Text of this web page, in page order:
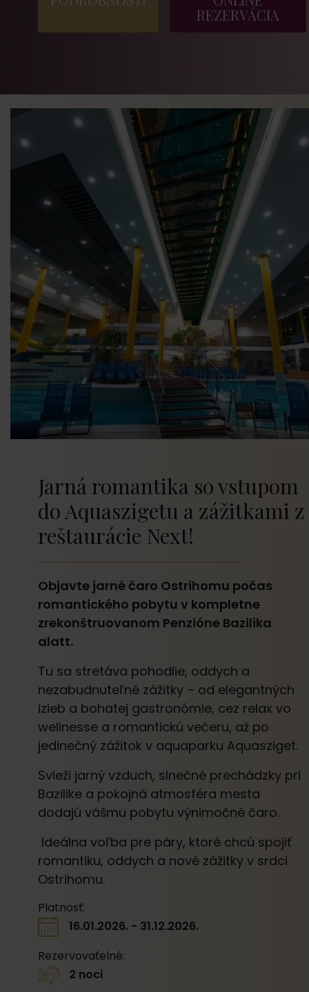
REZERVÁCIA
Jarná romantika so vstupom
do Aquaszigetu a zážitkami z
reštaurácie Next!
Objavte jarné čaro Ostrihomu počas
romantického pobytu v kompletne
zrekonštruovanom Penzióne Bazilika
alatt.
Tu sa stretáva pohodlie, oddych a
nezabudnuteľné zážitky – od elegantných
izieb a bohatej gastronómie, cez relax vo
wellnesse a romantickú večeru, až po
jedinečný zážitok v aquaparku Aquasziget.
Svieži jarný vzduch, slnečné prechádzky pri
Bazilike a pokojná atmosféra mesta
dodajú vášmu pobytu výnimočné čaro.
Ideálna voľba pre páry, ktoré chcú spojiť
romantiku, oddych a nové zážitky v srdci
Ostrihomu.
Platnosť:
16.01.2026. - 31.12.2026.
Rezervovaťelné:
2 noci